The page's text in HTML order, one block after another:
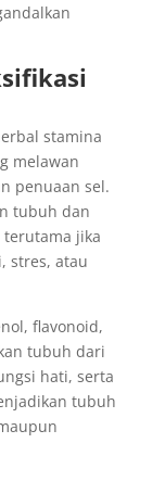
stamina
melawan
penuaan sel.
tubuh dan
terutama jika
stres, atau
flavonoid,
tubuh dari
hati, serta
tubuh